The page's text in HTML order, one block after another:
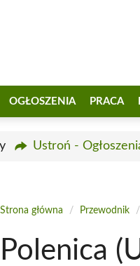
OGŁOSZENIA PRACA
Ustroń -
Strona główna / Przewodnik /
Polenica